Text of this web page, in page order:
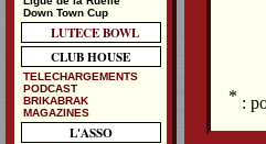
* :
Down Town Cup
LUTECE BOWL
CLUB HOUSE
TELECHARGEMENTS
PODCAST
BRIKABRAK
MAGAZINES
L'ASSO